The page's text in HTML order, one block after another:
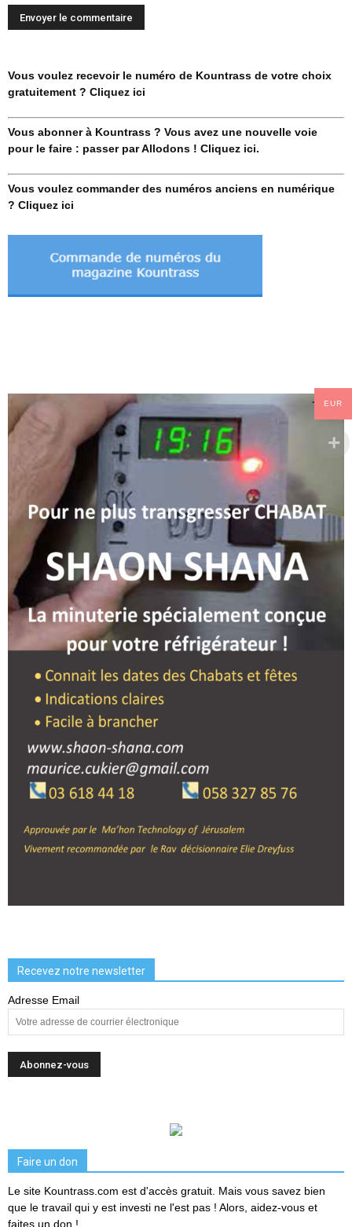
Vous voulez recevoir le numéro de Kountrass de votre choix
gratuitement ? Cliquez ici
Vous abonner à Kountrass ? Vous avez une nouvelle voie
pour le faire : passer par Allodons ! Cliquez ici.
Vous voulez commander des numéros anciens en numérique
? Cliquez ici
Recevez notre newsletter
Adresse Email
Faire un don
Le site Kountrass.com est d'accès gratuit. Mais vous savez bien
que le travail qui y est investi ne l'est pas ! Alors, aidez-vous et
faites un don !
EUR